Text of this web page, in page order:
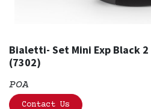
Bialetti- Set Mini Exp Black
(7302)
POA
Contact Us